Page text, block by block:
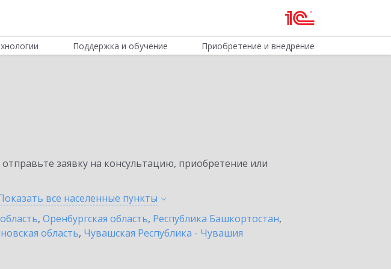
Поддержка и обучение Приобретение и внедрение
заявку на консультацию, приобретение или
все населенные пункты
, Оренбургская область, Республика Башкортостан,
область, Чувашская Республика - Чувашия